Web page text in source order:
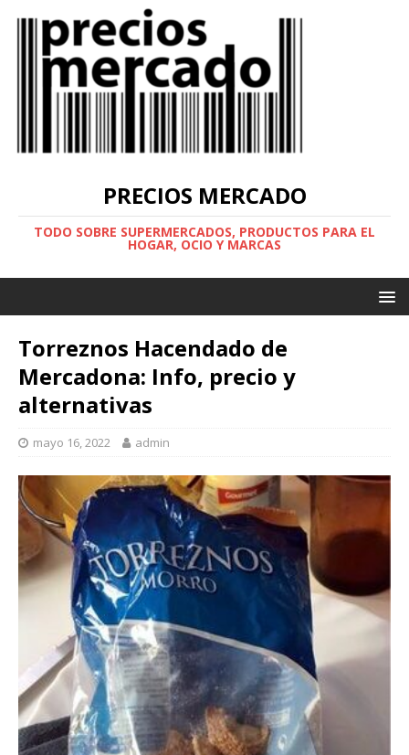
PRECIOS MERCADO
TODO SOBRE SUPERMERCADOS, PRODUCTOS PARA EL
HOGAR, OCIO Y MARCAS
Torreznos Hacendado de
Mercadona: Info, precio y
alternativas
mayo 16, 2022 admin